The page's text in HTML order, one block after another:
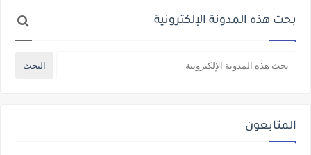
بحث هذه المدونة الإلكترونية
المتابعون